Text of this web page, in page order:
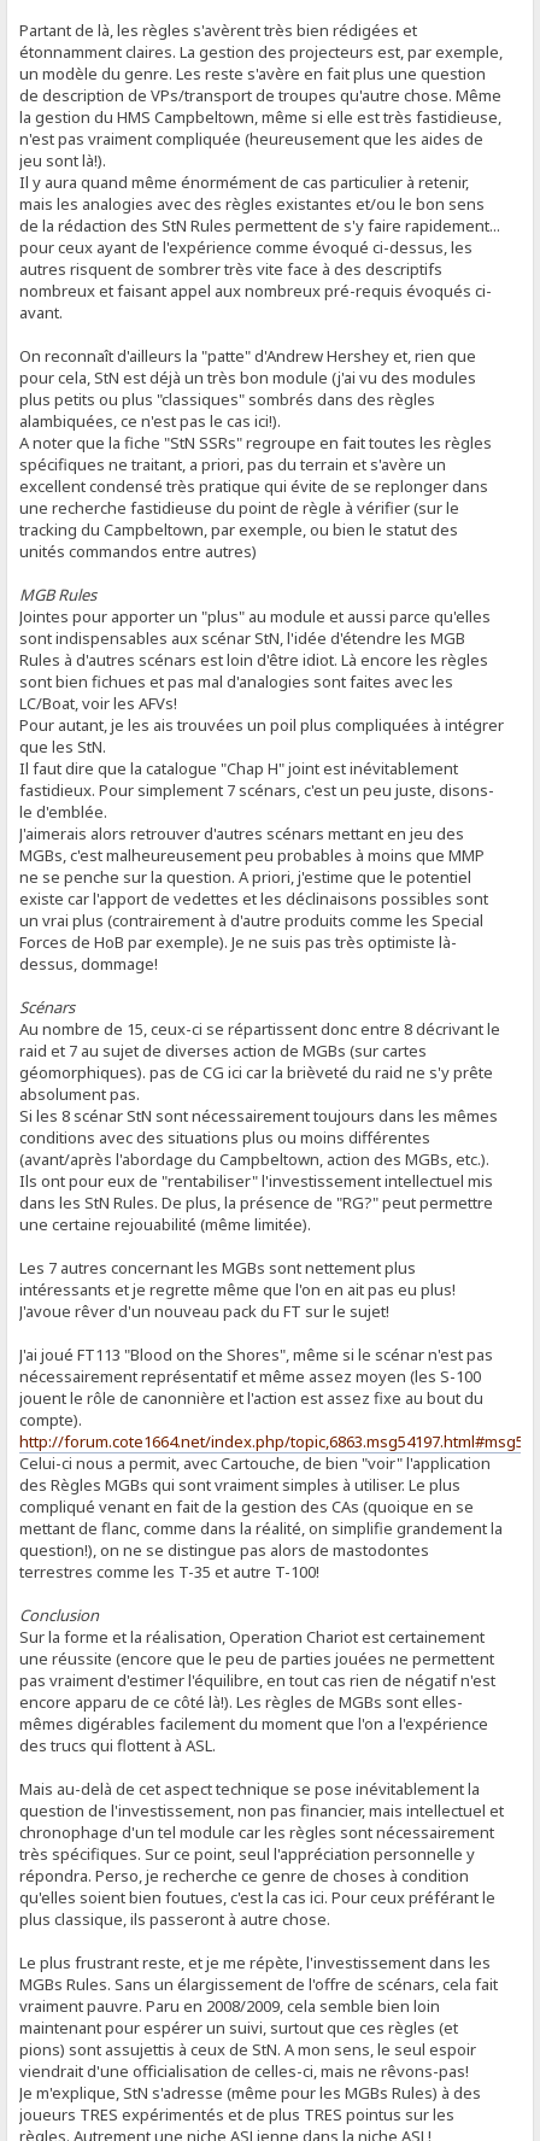
Partant de là, les règles s'avèrent très bien rédigées et
étonnamment claires. La gestion des projecteurs est, par exemple,
un modèle du genre. Les reste s'avère en fait plus une question
de description de VPs/transport de troupes qu'autre chose. Même
la gestion du HMS Campbeltown, même si elle est très fastidieuse,
n'est pas vraiment compliquée (heureusement que les aides de
jeu sont là!).
Il y aura quand même énormément de cas particulier à retenir,
mais les analogies avec des règles existantes et/ou le bon sens
de la rédaction des StN Rules permettent de s'y faire rapidement...
pour ceux ayant de l'expérience comme évoqué ci-dessus, les
autres risquent de sombrer très vite face à des descriptifs
nombreux et faisant appel aux nombreux pré-requis évoqués ci-
avant.
On reconnaît d'ailleurs la "patte" d'Andrew Hershey et, rien que
pour cela, StN est déjà un très bon module (j'ai vu des modules
plus petits ou plus "classiques" sombrés dans des règles
alambiquées, ce n'est pas le cas ici!).
A noter que la fiche "StN SSRs" regroupe en fait toutes les règles
spécifiques ne traitant, a priori, pas du terrain et s'avère un
excellent condensé très pratique qui évite de se replonger dans
une recherche fastidieuse du point de règle à vérifier (sur le
tracking du Campbeltown, par exemple, ou bien le statut des
unités commandos entre autres)
MGB Rules
Jointes pour apporter un "plus" au module et aussi parce qu'elles
sont indispensables aux scénar StN, l'idée d'étendre les MGB
Rules à d'autres scénars est loin d'être idiot. Là encore les règles
sont bien fichues et pas mal d'analogies sont faites avec les
LC/Boat, voir les AFVs!
Pour autant, je les ais trouvées un poil plus compliquées à intégrer
que les StN.
Il faut dire que la catalogue "Chap H" joint est inévitablement
fastidieux. Pour simplement 7 scénars, c'est un peu juste, disons-
le d'emblée.
J'aimerais alors retrouver d'autres scénars mettant en jeu des
MGBs, c'est malheureusement peu probables à moins que MMP
ne se penche sur la question. A priori, j'estime que le potentiel
existe car l'apport de vedettes et les déclinaisons possibles sont
un vrai plus (contrairement à d'autre produits comme les Special
Forces de HoB par exemple). Je ne suis pas très optimiste là-
dessus, dommage!
Scénars
Au nombre de 15, ceux-ci se répartissent donc entre 8 décrivant le
raid et 7 au sujet de diverses action de MGBs (sur cartes
géomorphiques). pas de CG ici car la brièveté du raid ne s'y prête
absolument pas.
Si les 8 scénar StN sont nécessairement toujours dans les mêmes
conditions avec des situations plus ou moins différentes
(avant/après l'abordage du Campbeltown, action des MGBs, etc.).
Ils ont pour eux de "rentabiliser" l'investissement intellectuel mis
dans les StN Rules. De plus, la présence de "RG?" peut permettre
une certaine rejouabilité (même limitée).
Les 7 autres concernant les MGBs sont nettement plus
intéressants et je regrette même que l'on en ait pas eu plus!
J'avoue rêver d'un nouveau pack du FT sur le sujet!
J'ai joué FT113 "Blood on the Shores", même si le scénar n'est pas
nécessairement représentatif et même assez moyen (les S-100
jouent le rôle de canonnière et l'action est assez fixe au bout du
compte).
http://forum.cote1664.net/index.php/
Celui-ci nous a permit, avec Cartouche, de bien "voir" l'application
des Règles MGBs qui sont vraiment simples à utiliser. Le plus
compliqué venant en fait de la gestion des CAs (quoique en se
mettant de flanc, comme dans la réalité, on simplifie grandement la
question!), on ne se distingue pas alors de mastodontes
terrestres comme les T-35 et autre T-100!
Conclusion
Sur la forme et la réalisation, Operation Chariot est certainement
une réussite (encore que le peu de parties jouées ne permettent
pas vraiment d'estimer l'équilibre, en tout cas rien de négatif n'est
encore apparu de ce côté là!). Les règles de MGBs sont elles-
mêmes digérables facilement du moment que l'on a l'expérience
des trucs qui flottent à ASL.
Mais au-delà de cet aspect technique se pose inévitablement la
question de l'investissement, non pas financier, mais intellectuel et
chronophage d'un tel module car les règles sont nécessairement
très spécifiques. Sur ce point, seul l'appréciation personnelle y
répondra. Perso, je recherche ce genre de choses à condition
qu'elles soient bien foutues, c'est la cas ici. Pour ceux préférant le
plus classique, ils passeront à autre chose.
Le plus frustrant reste, et je me répète, l'investissement dans les
MGBs Rules. Sans un élargissement de l'offre de scénars, cela fait
vraiment pauvre. Paru en 2008/2009, cela semble bien loin
maintenant pour espérer un suivi, surtout que ces règles (et
pions) sont assujettis à ceux de StN. A mon sens, le seul espoir
viendrait d'une officialisation de celles-ci, mais ne rêvons-pas!
Je m'explique, StN s'adresse (même pour les MGBs Rules) à des
joueurs TRES expérimentés et de plus TRES pointus sur les
règles. Autrement une niche ASLienne dans la niche ASL!